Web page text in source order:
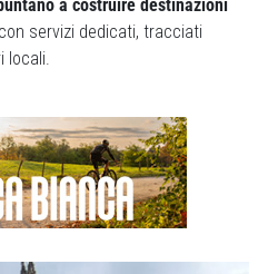
a costruire destinazioni
servizi dedicati, tracciati
locali.